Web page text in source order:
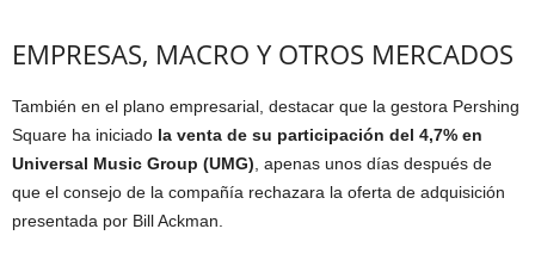
EMPRESAS, MACRO Y OTROS MERCADOS
También en el plano empresarial, destacar que la gestora Pershing
Square ha iniciado la venta de su participación del 4,7% en
Universal Music Group (UMG) , apenas unos días después de
que el consejo de la compañía rechazara la oferta de adquisición
presentada por Bill Ackman.